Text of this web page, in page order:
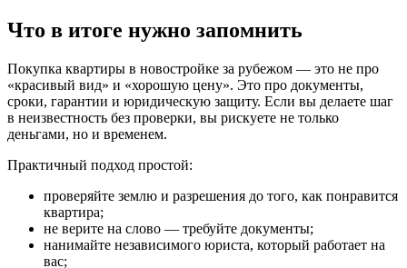
Что в итоге нужно запомнить
Покупка квартиры в новостройке за рубежом — это не про
«красивый вид» и «хорошую цену». Это про документы,
сроки, гарантии и юридическую защиту. Если вы делаете шаг
в неизвестность без проверки, вы рискуете не только
деньгами, но и временем.
Практичный подход простой:
проверяйте землю и разрешения до того, как понравится
квартира;
не верите на слово — требуйте документы;
нанимайте независимого юриста, который работает на
вас;